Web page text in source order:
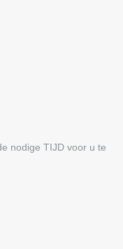
nodige TIJD voor u te